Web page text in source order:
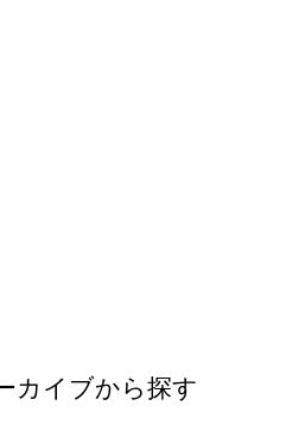
カイブから探す